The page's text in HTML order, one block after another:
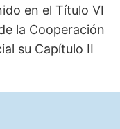
en el Título VI
la Cooperación
su Capítulo II